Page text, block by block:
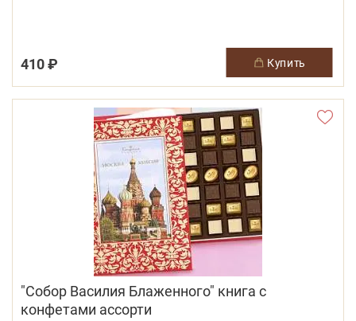
410 ₽ купить
"Собор Василия Блаженного" книга с
конфетами ассорти